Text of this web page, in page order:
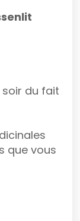
du fait
que vous